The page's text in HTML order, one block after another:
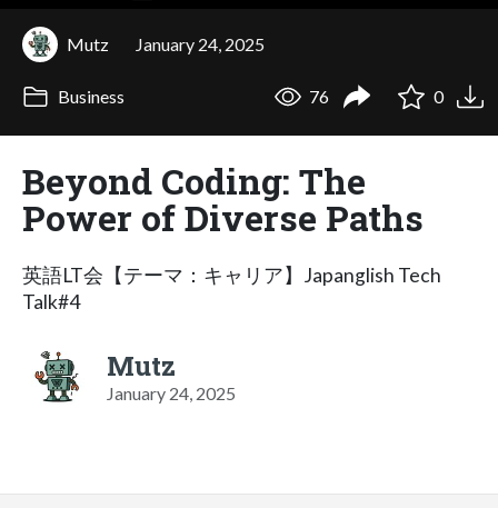
Mutz January 24, 2025
Business 76 0
Beyond Coding: The
Power of Diverse Paths
英語LT会【テーマ：キャリア】Japanglish Tech
Talk#4
Mutz
January 24, 2025